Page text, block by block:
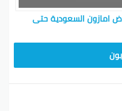
امازون السعودية حتى